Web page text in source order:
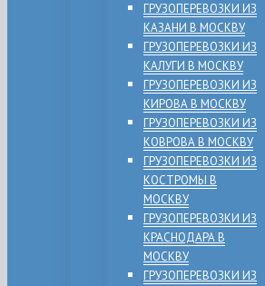
ГРУЗОПЕРЕВОЗКИ ИЗ
КАЗАНИ В МОСКВУ
ГРУЗОПЕРЕВОЗКИ ИЗ
КАЛУГИ В МОСКВУ
ГРУЗОПЕРЕВОЗКИ ИЗ
КИРОВА В МОСКВУ
ГРУЗОПЕРЕВОЗКИ ИЗ
КОВРОВА В МОСКВУ
ГРУЗОПЕРЕВОЗКИ ИЗ
КОСТРОМЫ В
МОСКВУ
ГРУЗОПЕРЕВОЗКИ ИЗ
КРАСНОДАРА В
МОСКВУ
ГРУЗОПЕРЕВОЗКИ ИЗ